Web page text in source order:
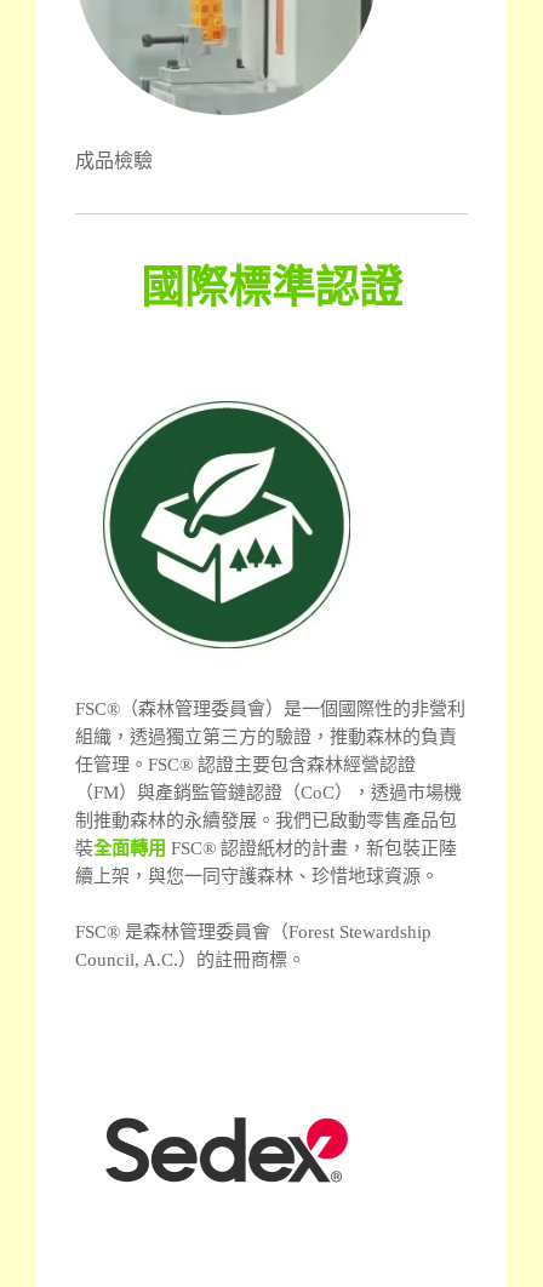
成品檢驗
國際標準認證
FSC®（森林管理委員會）是一個國際性的非營利
組織，透過獨立第三方的驗證，推動森林的負責
任管理。 FSC® 認證主要包含森林經營認證
（FM）與產銷監管鏈認證（CoC），透過市場機
制推動森林的永續發展。我們已啟動零售產品包
裝全面轉用 FSC® 認證紙材的計畫，新包裝正陸
續上架，與您一同守護森林、珍惜地球資源。
FSC® 是森林管理委員會（Forest Stewardship
Council, A.C.）的註冊商標。